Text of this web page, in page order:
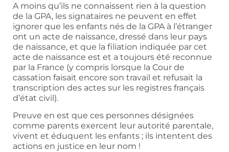
A moins qu’ils ne connaissent rien à la question
de la GPA, les signataires ne peuvent en effet
ignorer que les enfants nés de la GPA à l’étranger
ont un acte de naissance, dressé dans leur pays
de naissance, et que la filiation indiquée par cet
acte de naissance est et a toujours été reconnue
par la France (y compris lorsque la Cour de
cassation faisait encore son travail et refusait la
transcription des actes sur les registres français
d’état civil).
Preuve en est que ces personnes désignées
comme parents exercent leur autorité parentale,
vivent et éduquent les enfants ; ils intentent des
actions en justice en leur nom !